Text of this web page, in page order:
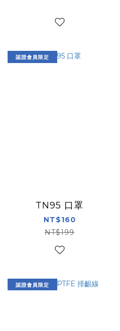
認證會員限定
TN95 口罩
NT$160
NT$199
認證會員限定